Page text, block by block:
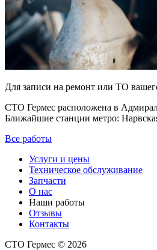
Для записи на ремонт или ТО
СТО Гермес расположена в
Ближайшие станции метро:
Все работы
Услуги и цены
Техническое обслуживание
Запчасти
О нас
Наши работы
Отзывы
Контакты
СТО Гермес © 2026